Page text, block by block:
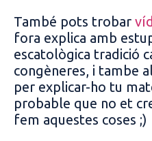
També pots trobar
fora explica amb
escatològica tradició
congèneres, i tambe
per explicar-ho tu
probable que no et
fem aquestes coses ;)